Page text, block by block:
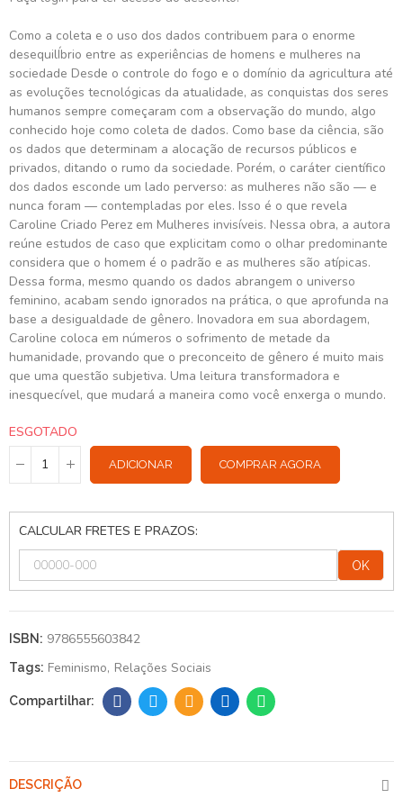
Como a coleta e o uso dos dados contribuem para o enorme
desequilÍbrio entre as experiências de homens e mulheres na
sociedade Desde o controle do fogo e o domínio da agricultura até
as evoluções tecnológicas da atualidade, as conquistas dos seres
humanos sempre começaram com a observação do mundo, algo
conhecido hoje como coleta de dados. Como base da ciência, são
os dados que determinam a alocação de recursos públicos e
privados, ditando o rumo da sociedade. Porém, o caráter científico
dos dados esconde um lado perverso: as mulheres não são — e
nunca foram — contempladas por eles. Isso é o que revela
Caroline Criado Perez em Mulheres invisíveis. Nessa obra, a autora
reúne estudos de caso que explicitam como o olhar predominante
considera que o homem é o padrão e as mulheres são atípicas.
Dessa forma, mesmo quando os dados abrangem o universo
feminino, acabam sendo ignorados na prática, o que aprofunda na
base a desigualdade de gênero. Inovadora em sua abordagem,
Caroline coloca em números o sofrimento de metade da
humanidade, provando que o preconceito de gênero é muito mais
que uma questão subjetiva. Uma leitura transformadora e
inesquecível, que mudará a maneira como você enxerga o mundo.
ESGOTADO
ADICIONAR COMPRAR AGORA
CALCULAR FRETES E PRAZOS:
OK
ISBN: 9786555603842
Tags: Feminismo Relações Sociais
DESCRIÇÃO